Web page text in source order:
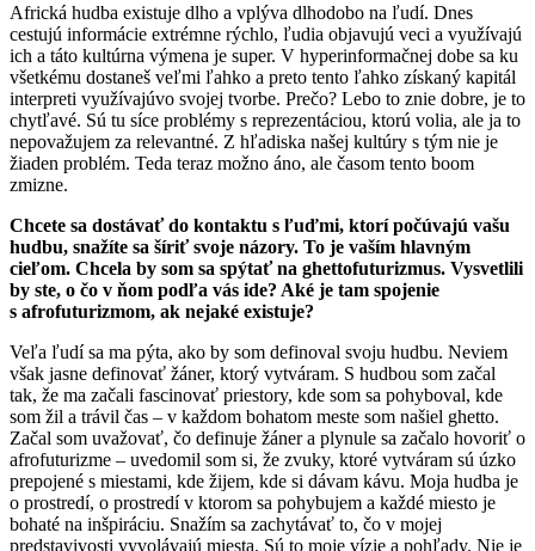
Africká hudba existuje dlho a vplýva dlhodobo na ľudí. Dnes
cestujú informácie extrémne rýchlo, ľudia objavujú veci a využívajú
ich a táto kultúrna výmena je super. V hyperinformačnej dobe sa ku
všetkému dostaneš veľmi ľahko a preto tento ľahko získaný kapitál
interpreti využívajúvo svojej tvorbe. Prečo? Lebo to znie dobre, je to
chytľavé. Sú tu síce problémy s reprezentáciou, ktorú volia, ale ja to
nepovažujem za relevantné. Z hľadiska našej kultúry s tým nie je
žiaden problém. Teda teraz možno áno, ale časom tento boom
zmizne.
Chcete sa dostávať do kontaktu s ľuďmi, ktorí počúvajú vašu
hudbu, snažíte sa šíriť svoje názory. To je vaším hlavným
cieľom. Chcela by som sa spýtať na ghettofuturizmus. Vysvetlili
by ste, o čo v ňom podľa vás ide? Aké je tam spojenie
s afrofuturizmom, ak nejaké existuje?
Veľa ľudí sa ma pýta, ako by som definoval svoju hudbu. Neviem
však jasne definovať žáner, ktorý vytváram. S hudbou som začal
tak, že ma začali fascinovať priestory, kde som sa pohyboval, kde
som žil a trávil čas – v každom bohatom meste som našiel ghetto.
Začal som uvažovať, čo definuje žáner a plynule sa začalo hovoriť o
afrofuturizme – uvedomil som si, že zvuky, ktoré vytváram sú úzko
prepojené s miestami, kde žijem, kde si dávam kávu. Moja hudba je
o prostredí, o prostredí v ktorom sa pohybujem a každé miesto je
bohaté na inšpiráciu. Snažím sa zachytávať to, čo v mojej
predstavivosti vyvolávajú miesta. Sú to moje vízie a pohľady. Nie je